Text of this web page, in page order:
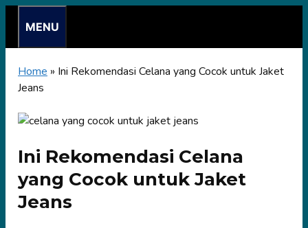
content
MENU
Home » Ini Rekomendasi Celana yang Cocok untuk Jaket
Jeans
Ini Rekomendasi Celana
yang Cocok untuk Jaket
Jeans